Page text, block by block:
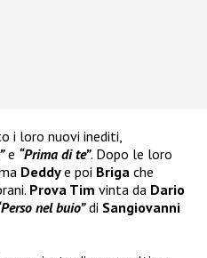
i loro nuovi inediti,
e “Prima di te”. Dopo le loro
Deddye poi Briga che
Prova Tim vinta da Dario
nel buio”di Sangiovanni